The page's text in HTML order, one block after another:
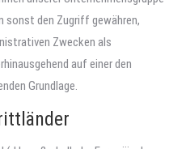
sonst den Zugriff gewähren,
Zwecken als
auf einer den
Grundlage.